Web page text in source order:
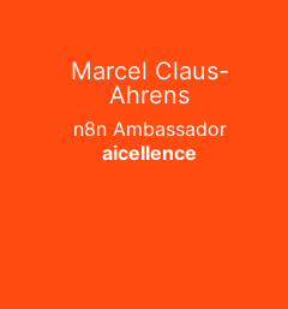
Marcel Claus-
Ahrens
n8n Ambassador
aicellence